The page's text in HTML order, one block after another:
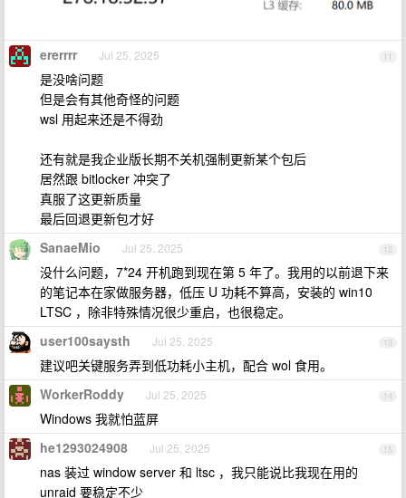
11
ererrrr Jul 25, 2025
是没啥问题
但是会有其他奇怪的问题
wsl 用起来还是不得劲
还有就是我企业版长期不关机强制更新某个包后
居然跟 bitlocker 冲突了
真服了这更新质量
最后回退更新包才好
12
SanaeMio Jul 25, 2025
没什么问题，7*24 开机跑到现在第 5 年了。我用的以前退下来
的笔记本在家做服务器，低压 U 功耗不算高，安装的 win10
LTSC ，除非特殊情况很少重启，也很稳定。
13
user100saysth Jul 25, 2025
建议吧关键服务弄到低功耗小主机，配合 wol 食用。
14
WorkerRoddy Jul 25, 2025
Windows 我就怕蓝屏
15
he1293024908 Jul 25, 2025
nas 装过 window server 和 ltsc ，我只能说比我现在用的
unraid 要稳定不少